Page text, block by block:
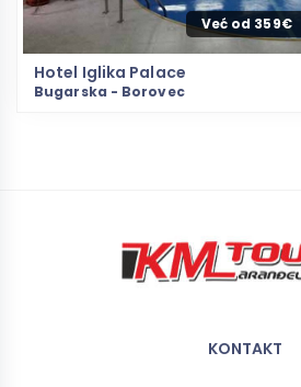
Već od 359€
Hotel Iglika Palace
Bugarska - Borovec
KONTAKT